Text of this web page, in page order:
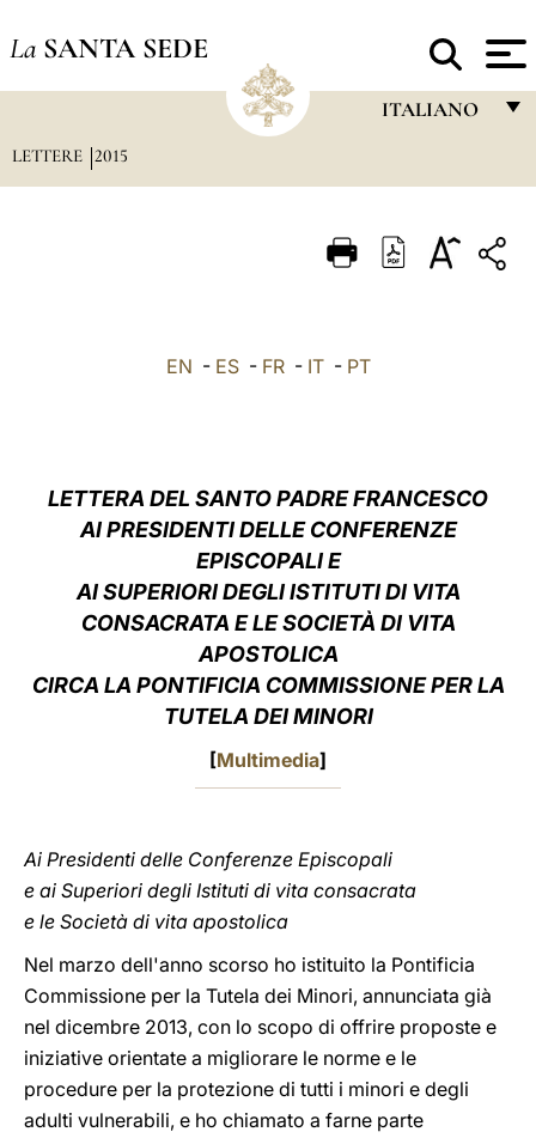
La SANTA SEDE
ITALIANO
ITALIANO
中文
LETTERE 2015
EN - ES- FR- IT- PT
LETTERA DEL SANTO PADRE FRANCESCO
AI PRESIDENTI DELLE CONFERENZE
EPISCOPALI E
AI SUPERIORI DEGLI ISTITUTI DI VITA
CONSACRATA E LE SOCIETÀ DI VITA
APOSTOLICA
CIRCA LA PONTIFICIA COMMISSIONE PER LA
TUTELA DEI MINORI
[Multimedia]
Ai Presidenti delle Conferenze Episcopali
e ai Superiori degli Istituti di vita consacrata
e le Società di vita apostolica
Nel marzo dell'anno scorso ho istituito la Pontificia
Commissione per la Tutela dei Minori, annunciata già
nel dicembre 2013, con lo scopo di offrire proposte e
iniziative orientate a migliorare le norme e le
procedure per la protezione di tutti i minori e degli
adulti vulnerabili, e ho chiamato a farne parte